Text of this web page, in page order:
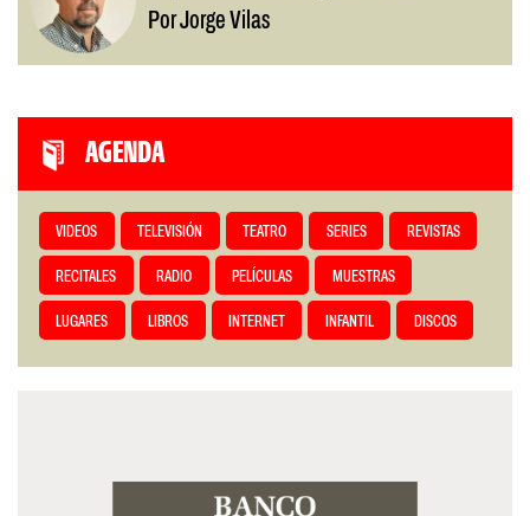
Por Jorge Vilas
AGENDA
VIDEOS TELEVISIÓN TEATRO SERIES REVISTAS
RECITALES RADIO PELÍCULAS MUESTRAS
LUGARES LIBROS INTERNET INFANTIL DISCOS